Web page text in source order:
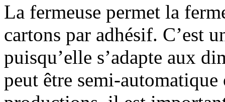
La fermeuse permet la
cartons par adhésif. C’est
puisqu’elle s’adapte aux
peut être semi-